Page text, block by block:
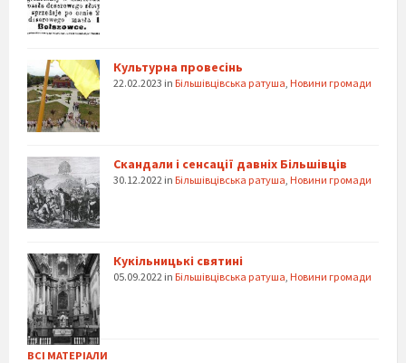
Культурна провесінь
22.02.2023 in Більшівцівська ратуша Новини громади
Скандали і сенсації давніх Більшівців
30.12.2022 in Більшівцівська ратуша Новини громади
Кукільницькі святині
05.09.2022 in Більшівцівська ратуша Новини громади
ВСІ МАТЕРІАЛИ